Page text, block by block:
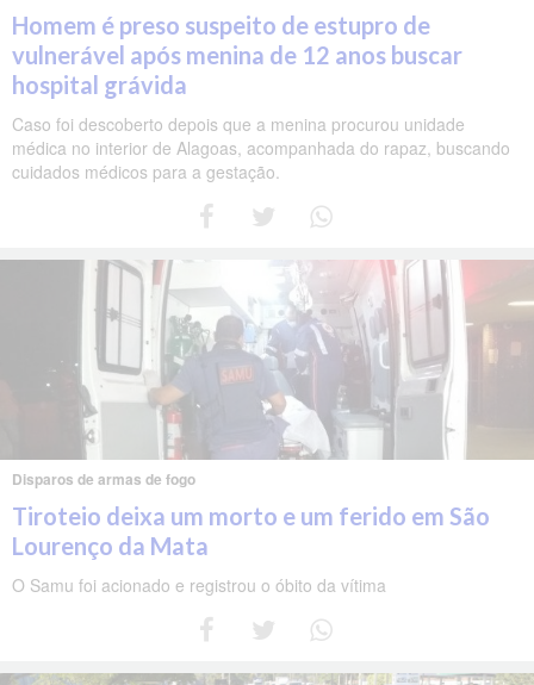
Homem é preso suspeito de estupro de
vulnerável após menina de 12 anos buscar
hospital grávida
Caso foi descoberto depois que a menina procurou unidade
médica no interior de Alagoas, acompanhada do rapaz, buscando
cuidados médicos para a gestação.
Disparos de armas de fogo
Tiroteio deixa um morto e um ferido em São
Lourenço da Mata
O Samu foi acionado e registrou o óbito da vítima